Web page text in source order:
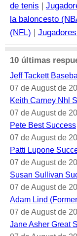
de tenis |
la baloncesto
(NFL) |
10 últimas
Jeff Tackett
07 de August de
Keith Carney Nhl
07 de August de
Pete Best Success
07 de August de
Patti Lupone
07 de August de
Susan Sullivan
07 de August de
Adam Lind
07 de August de
Jane Asher Great